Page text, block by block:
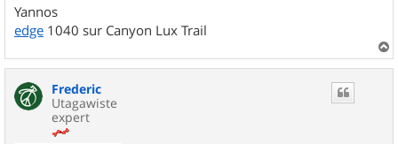
Yannos
edge 1040 sur Canyon Lux Trail
a
Frederic
Utagawiste
expert